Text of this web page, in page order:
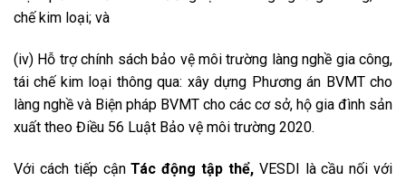
chế kim loại; và
(iv) Hỗ trợ chính sách bảo vệ môi trường làng nghề gia công,
tái chế kim loại thông qua: xây dựng Phương án BVMT cho
làng nghề và Biện pháp BVMT cho các cơ sở, hộ gia đình sản
xuất theo Điều 56 Luật Bảo vệ môi trường 2020.
Với cách tiếp cậnTác động tập thể, VESDI là cầu nối với